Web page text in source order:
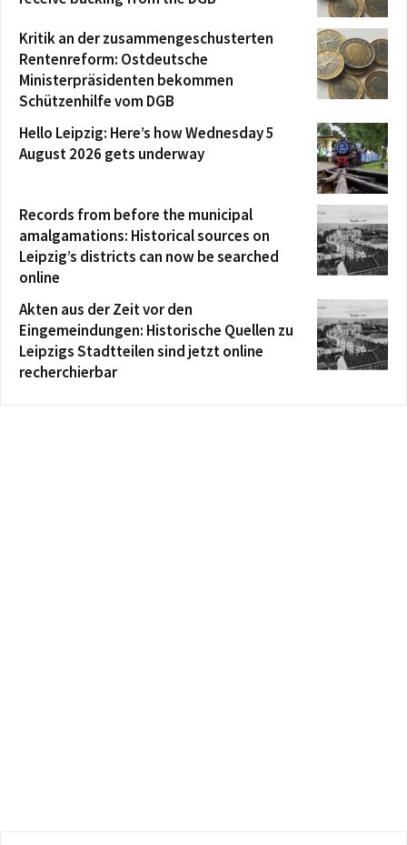
Kritik an der zusammengeschusterten
Rentenreform: Ostdeutsche
Ministerpräsidenten bekommen
Schützenhilfe vom DGB
Hello Leipzig: Here’s how Wednesday 5
August 2026 gets underway
Records from before the municipal
amalgamations: Historical sources on
Leipzig’s districts can now be searched
online
Akten aus der Zeit vor den
Eingemeindungen: Historische Quellen zu
Leipzigs Stadtteilen sind jetzt online
recherchierbar